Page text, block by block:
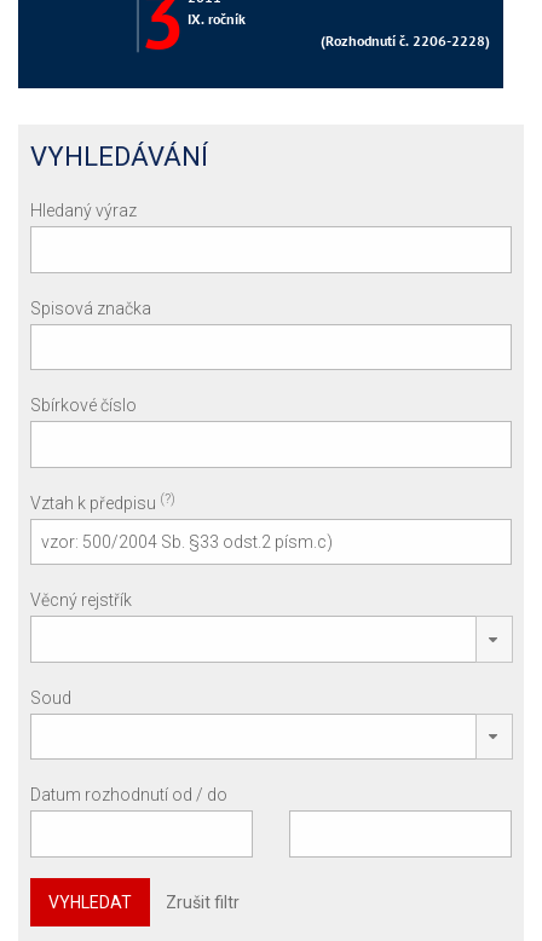
VYHLEDÁVÁNÍ
Hledaný výraz
Spisová značka
Sbírkové číslo
Vztah k předpisu (?)
Věcný rejstřík
Soud
Datum rozhodnutí od / do
VYHLEDAT Zrušit filtr